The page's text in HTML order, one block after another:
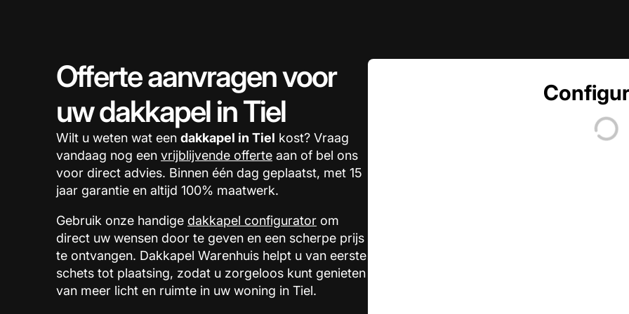
Offerte aanvragen voor
uw dakkapel in Tiel
Wilt u weten wat een dakkapel in Tiel kost? Vraag
vandaag nog een vrijblijvende offerte aan of bel ons
voor direct advies. Binnen één dag geplaatst, met 15
jaar garantie en altijd 100% maatwerk.
Gebruik onze handige dakkapel configurator om
direct uw wensen door te geven en een scherpe prijs
te ontvangen. Dakkapel Warenhuis helpt u van eerste
schets tot plaatsing, zodat u zorgeloos kunt genieten
van meer licht en ruimte in uw woning in Tiel.